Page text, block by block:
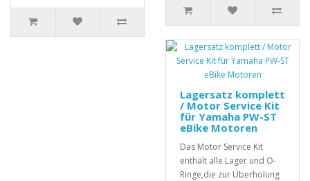
Lagersatz komplett
/ Motor Service Kit
für Yamaha PW-ST
eBike Motoren
Das Motor Service Kit
enthält alle Lager und O-
Ringe,die zur Überholung